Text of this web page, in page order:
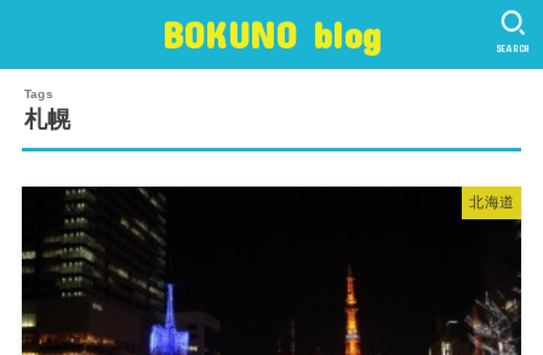
BOKUNO blog SEARCH
札幌
北海道